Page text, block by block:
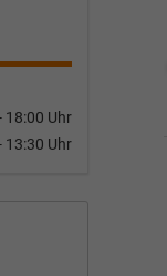
18:00 Uhr
13:30 Uhr